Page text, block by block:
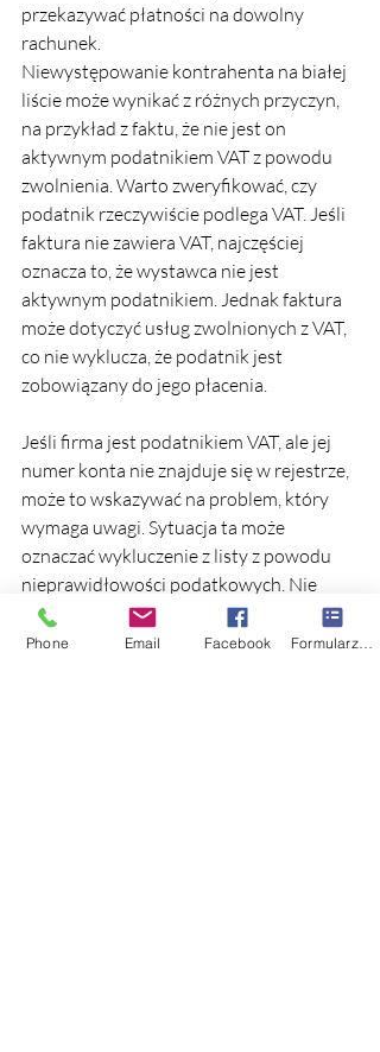
przekazywać płatności na dowolny
rachunek.
Niewystępowanie kontrahenta na białej
liście może wynikać z różnych przyczyn,
na przykład z faktu, że nie jest on
aktywnym podatnikiem VAT z powodu
zwolnienia. Warto zweryfikować, czy
podatnik rzeczywiście podlega VAT. Jeśli
faktura nie zawiera VAT, najczęściej
oznacza to, że wystawca nie jest
aktywnym podatnikiem. Jednak faktura
może dotyczyć usług zwolnionych z VAT,
co nie wyklucza, że podatnik jest
zobowiązany do jego płacenia.
Jeśli firma jest podatnikiem VAT, ale jej
numer konta nie znajduje się w rejestrze,
może to wskazywać na problem, który
wymaga uwagi. Sytuacja ta może
oznaczać wykluczenie z listy z powodu
nieprawidłowości podatkowych. Nie
zawsze jednak przyczyna jest poważna;
czasami urzędy skarbowe usuwają
Phone Email Facebook Formularz kontaktowy